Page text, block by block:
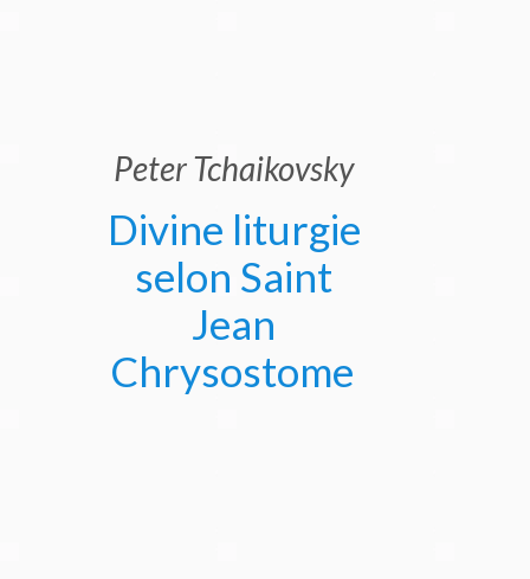
Peter Tchaikovsky
Divine liturgie
selon Saint
Jean
Chrysostome